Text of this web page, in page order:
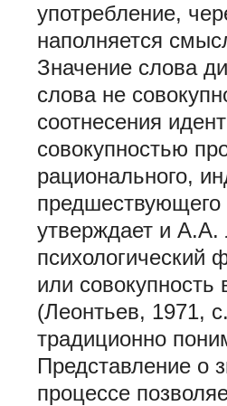
употребление,
наполняется
Значение слова
слова не
соотнесения
совокупностью
рационального,
утверждает и А.А.
психологический
или
(Леонтьев, 1971,
традиционно
Представление о
процессе